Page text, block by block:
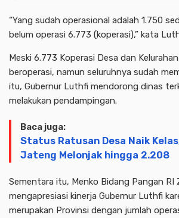
“Yang sudah operasional adalah 1.750
belum operasi 6.773 (koperasi),” kata
Meski 6.773 Koperasi Desa dan
beroperasi, namun seluruhnya sudah
itu, Gubernur Luthfi mendorong dinas
melakukan pendampingan.
Baca juga:
Status Ratusan Desa Naik
Jateng Melonjak hingga 2.208
Sementara itu, Menko Bidang Pangan RI
mengapresiasi kinerja Gubernur Luthfi
merupakan Provinsi dengan jumlah